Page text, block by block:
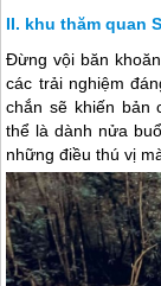
khu thăm quan
Đừng vội băn
các trải nghiệm
chắn sẽ khiến bản
thể là dành nửa
những điều thú vị